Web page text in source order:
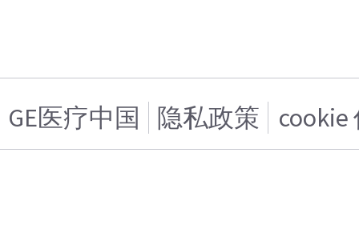
GE医疗中国 隐私政策 cookie